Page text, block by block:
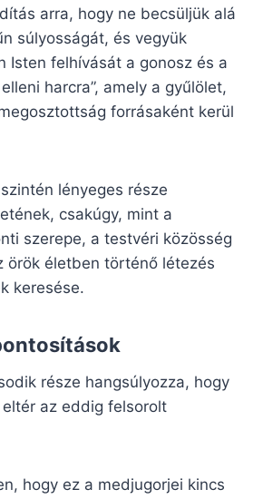
arra, hogy ne becsüljük alá
súlyosságát, és vegyük
Isten felhívását a gonosz és a
harcra”, amely a gyűlölet,
forrásaként kerül
lényeges része
csakúgy, mint a
szerepe, a testvéri közösség
örök életben történő létezés
keresése.
része hangsúlyozza, hogy
eltér az eddig felsorolt
hogy ez a medjugorjei kincs